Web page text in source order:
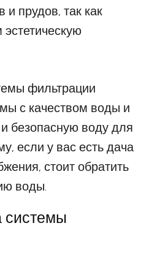
прудов, так как
фильтрации
с качеством воды и
безопасную воду для
если у вас есть дача
стоит обратить
воды.
системы